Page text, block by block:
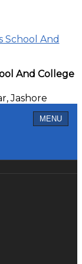
And College
Jashore
MENU